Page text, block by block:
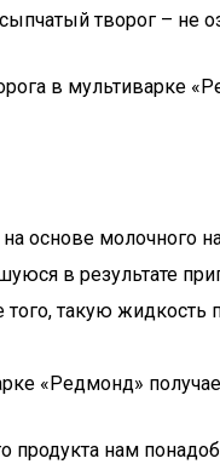
творог – не
в мультиварке
основе молочного
в результате
такую жидкость
«Редмонд»
продукта нам